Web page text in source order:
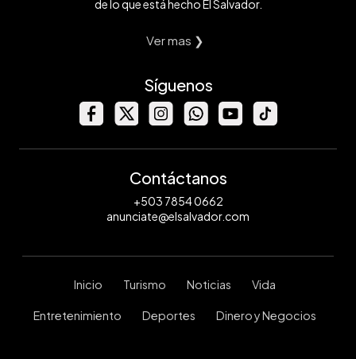
de lo que está hecho El Salvador.
Ver mas ❯
Síguenos
Contáctanos
+503 7854 0662
anunciate@elsalvador.com
Inicio Turismo Noticias Vida
Entretenimiento Deportes Dinero y Negocios